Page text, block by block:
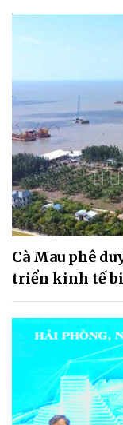
Cà Mau phê
triển kinh tế